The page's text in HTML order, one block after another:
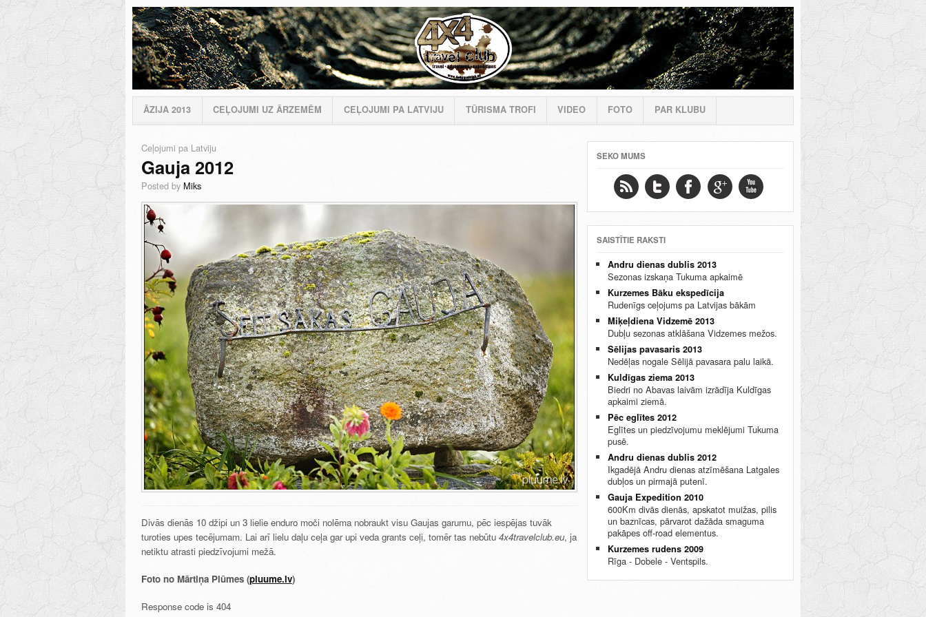
ĀZIJA 2013 CEĻOJUMI UZ ĀRZEMĒM CEĻOJUMI PA LATVIJU TŪRISMA TROFI VIDEO FOTO PAR KLUBU
Ceļojumi pa Latviju
Gauja 2012
Posted by Miks
Divās dienās 10 džipi un 3 lielie enduro moči nolēma nobraukt visu Gaujas garumu, pēc iespējas tuvāk
turoties upes tecējumam. Lai arī lielu daļu ceļa gar upi veda grants ceļi, tomēr tas nebūtu 4x4travelclub.eu, ja
netiktu atrasti piedzīvojumi mežā.
Foto no Mārtiņa Plūmes (pluume.lv)
Response code is 404
SEKO MUMS
SAISTĪTIE RAKSTI
Andru dienas dublis 2013
Sezonas izskaņa Tukuma apkaimē
Kurzemes Bāku ekspedīcija
Rudenīgs ceļojums pa Latvijas bākām
Miķeļdiena Vidzemē 2013
Dubļu sezonas atklāšana Vidzemes mežos.
Sēlijas pavasaris 2013
Nedēļas nogale Sēlijā pavasara palu laikā.
Kuldīgas ziema 2013
Biedri no Abavas laivām izrādīja Kuldīgas
apkaimi ziemā.
Pēc eglītes 2012
Eglītes un piedzīvojumu meklējumi Tukuma
pusē.
Andru dienas dublis 2012
Ikgadējā Andru dienas atzīmēšana Latgales
dubļos un pirmajā putenī.
Gauja Expedition 2010
600Km divās dienās, apskatot muižas, pilis
un baznīcas, pārvarot dažāda smaguma
pakāpes off-road elementus.
Kurzemes rudens 2009
Rīga - Dobele - Ventspils.